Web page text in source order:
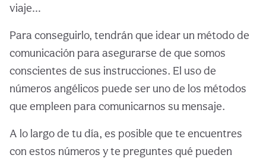
viaje…
Para conseguirlo, tendrán que idear un método de
comunicación para asegurarse de que somos
conscientes de sus instrucciones. El uso de
números angélicos puede ser uno de los métodos
que empleen para comunicarnos su mensaje.
A lo largo de tu día, es posible que te encuentres
con estos números y te preguntes qué pueden